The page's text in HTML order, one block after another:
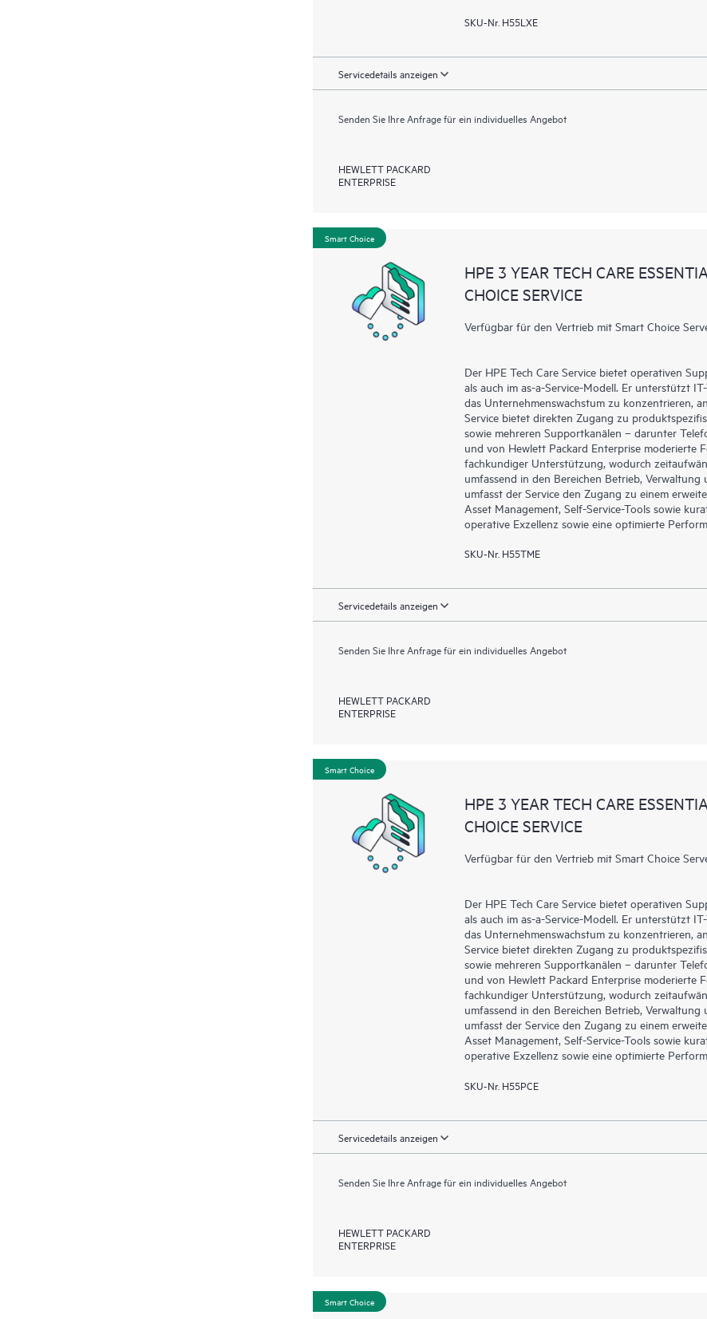
SKU-Nr. H55LXE
Servicedetails anzeigen
Senden Sie Ihre Anfrage für ein individuelles Angebot
HEWLETT PACKARD
ENTERPRISE
Smart Choice
HPE 3 YEAR TECH CARE
CHOICE SERVICE
Verfügbar für den Vertrieb mit Smart Choice
Der HPE Tech Care Service bietet operativen
als auch im as-a-Service-Modell. Er unterstützt
das Unternehmenswachstum zu konzentrieren,
Service bietet direkten Zugang zu
sowie mehreren Supportkanälen – darunter
und von Hewlett Packard Enterprise moderierte
fachkundiger Unterstützung, wodurch
umfassend in den Bereichen Betrieb,
umfasst der Service den Zugang zu einem
Asset Management, Self-Service-Tools sowie
operative Exzellenz sowie eine optimierte
SKU-Nr. H55TME
Servicedetails anzeigen
Senden Sie Ihre Anfrage für ein individuelles Angebot
HEWLETT PACKARD
ENTERPRISE
Smart Choice
HPE 3 YEAR TECH CARE
CHOICE SERVICE
Verfügbar für den Vertrieb mit Smart Choice
Der HPE Tech Care Service bietet operativen
als auch im as-a-Service-Modell. Er unterstützt
das Unternehmenswachstum zu konzentrieren,
Service bietet direkten Zugang zu
sowie mehreren Supportkanälen – darunter
und von Hewlett Packard Enterprise moderierte
fachkundiger Unterstützung, wodurch
umfassend in den Bereichen Betrieb,
umfasst der Service den Zugang zu einem
Asset Management, Self-Service-Tools sowie
operative Exzellenz sowie eine optimierte
SKU-Nr. H55PCE
Servicedetails anzeigen
Senden Sie Ihre Anfrage für ein individuelles Angebot
HEWLETT PACKARD
ENTERPRISE
Smart Choice